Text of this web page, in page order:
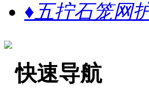
♦五拧石笼网
快速导航